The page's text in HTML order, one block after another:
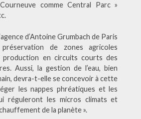
comme Central Parc »
d’Antoine Grumbach de Paris
de zones agricoles
production en circuits courts des
Aussi, la gestion de l’eau, bien
devra-t-elle se concevoir à cette
les nappes phréatiques et les
réguleront les micros climats et
de la planète ».